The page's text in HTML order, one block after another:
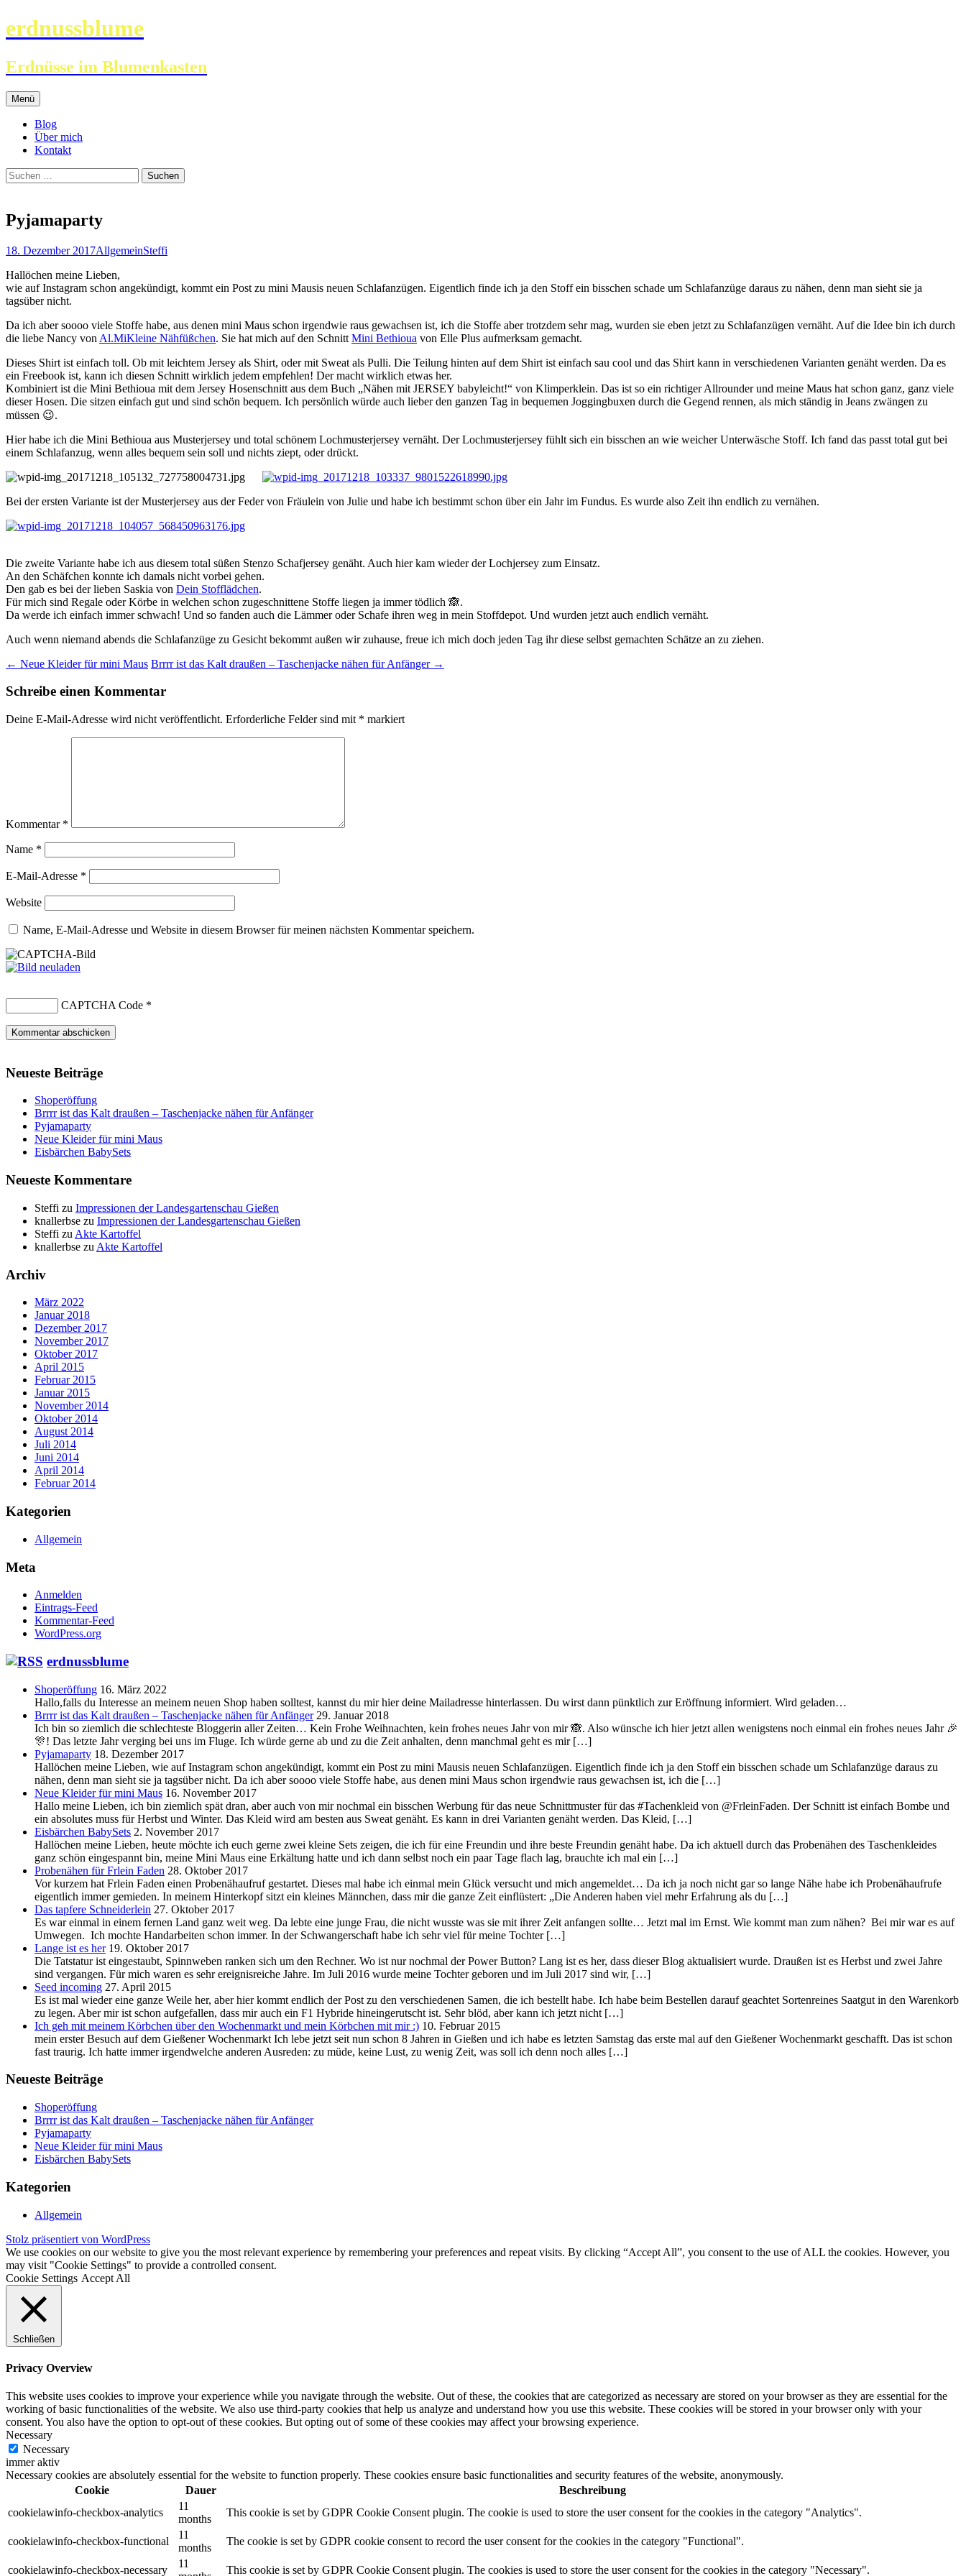
erdnussblume
Erdnüsse im Blumenkasten
Menü Zum
Inhalt
springen
Blog
Über mich
Kontakt
Suchen
nach:
Pyjamaparty
18. Dezember 2017AllgemeinSteffi
Hallöchen meine Lieben,
wie auf Instagram schon angekündigt, kommt ein Post zu mini Mausis neuen Schlafanzügen. Eigentlich finde ich ja den Stoff ein bisschen schade um Schlafanzüge daraus zu nähen, denn man sieht sie ja
tagsüber nicht.
Da ich aber soooo viele Stoffe habe, aus denen mini Maus schon irgendwie raus gewachsen ist, ich die Stoffe aber trotzdem sehr mag, wurden sie eben jetzt zu Schlafanzügen vernäht. Auf die Idee bin ich durch
die liebe Nancy von Al.MiKleine Nähfüßchen. Sie hat mich auf den Schnitt Mini Bethioua von Elle Plus aufmerksam gemacht.
Dieses Shirt ist einfach toll. Ob mit leichtem Jersey als Shirt, oder mit Sweat als Pulli. Die Teilung hinten auf dem Shirt ist einfach sau cool und das Shirt kann in verschiedenen Varianten genäht werden. Da es
ein Freebook ist, kann ich diesen Schnitt wirklich jedem empfehlen! Der macht wirklich etwas her.
Kombiniert ist die Mini Bethioua mit dem Jersey Hosenschnitt aus dem Buch „Nähen mit JERSEY babyleicht!“ von Klimperklein. Das ist so ein richtiger Allrounder und meine Maus hat schon ganz, ganz viele
dieser Hosen. Die sitzen einfach gut und sind schön bequem. Ich persönlich würde auch lieber den ganzen Tag in bequemen Joggingbuxen durch die Gegend rennen, als mich ständig in Jeans zwängen zu
müssen 😉.
Hier habe ich die Mini Bethioua aus Musterjersey und total schönem Lochmusterjersey vernäht. Der Lochmusterjersey fühlt sich ein bisschen an wie weicher Unterwäsche Stoff. Ich fand das passt total gut bei
einem Schlafanzug, wenn alles bequem sein soll und nichts ziept, oder drückt.
Bei der ersten Variante ist der Musterjersey aus der Feder von Fräulein von Julie und habe ich bestimmt schon über ein Jahr im Fundus. Es wurde also Zeit ihn endlich zu vernähen.
Die zweite Variante habe ich aus diesem total süßen Stenzo Schafjersey genäht. Auch hier kam wieder der Lochjersey zum Einsatz.
An den Schäfchen konnte ich damals nicht vorbei gehen.
Den gab es bei der lieben Saskia von Dein Stofflädchen.
Für mich sind Regale oder Körbe in welchen schon zugeschnittene Stoffe liegen ja immer tödlich 🙈.
Da werde ich einfach immer schwach! Und so fanden auch die Lämmer oder Schafe ihren weg in mein Stoffdepot. Und wurden jetzt auch endlich vernäht.
Auch wenn niemand abends die Schlafanzüge zu Gesicht bekommt außen wir zuhause, freue ich mich doch jeden Tag ihr diese selbst gemachten Schätze an zu ziehen.
Beitrags-
Navigation
← Neue Kleider für mini Maus Brrrr ist das Kalt draußen – Taschenjacke nähen für Anfänger →
Schreibe einen Kommentar
Deine E-Mail-Adresse wird nicht veröffentlicht. Erforderliche Felder sind mit * markiert
Kommentar *
Name *
E-Mail-Adresse *
Website
Name, E-Mail-Adresse und Website in diesem Browser für meinen nächsten Kommentar speichern.
CAPTCHA Code *
Neueste Beiträge
Shoperöffung
Brrrr ist das Kalt draußen – Taschenjacke nähen für Anfänger
Pyjamaparty
Neue Kleider für mini Maus
Eisbärchen BabySets
Neueste Kommentare
Steffi zu Impressionen der Landesgartenschau Gießen
knallerbse zu Impressionen der Landesgartenschau Gießen
Steffi zu Akte Kartoffel
knallerbse zu Akte Kartoffel
Archiv
März 2022
Januar 2018
Dezember 2017
November 2017
Oktober 2017
April 2015
Februar 2015
Januar 2015
November 2014
Oktober 2014
August 2014
Juli 2014
Juni 2014
April 2014
Februar 2014
Kategorien
Allgemein
Meta
Anmelden
Eintrags-Feed
Kommentar-Feed
WordPress.org
erdnussblume
Shoperöffung 16. März 2022
Hallo,falls du Interesse an meinem neuen Shop haben solltest, kannst du mir hier deine Mailadresse hinterlassen. Du wirst dann pünktlich zur Eröffnung informiert. Wird geladen…
Brrrr ist das Kalt draußen – Taschenjacke nähen für Anfänger 29. Januar 2018
Ich bin so ziemlich die schlechteste Bloggerin aller Zeiten… Kein Frohe Weihnachten, kein frohes neues Jahr von mir 🙈. Also wünsche ich hier jetzt allen wenigstens noch einmal ein frohes neues Jahr 🎉
🎊! Das letzte Jahr verging bei uns im Fluge. Ich würde gerne ab und zu die Zeit anhalten, denn manchmal geht es mir […]
Pyjamaparty 18. Dezember 2017
Hallöchen meine Lieben, wie auf Instagram schon angekündigt, kommt ein Post zu mini Mausis neuen Schlafanzügen. Eigentlich finde ich ja den Stoff ein bisschen schade um Schlafanzüge daraus zu
nähen, denn man sieht sie ja tagsüber nicht. Da ich aber soooo viele Stoffe habe, aus denen mini Maus schon irgendwie raus gewachsen ist, ich die […]
Neue Kleider für mini Maus 16. November 2017
Hallo meine Lieben, ich bin ziemlich spät dran, aber auch von mir nochmal ein bisschen Werbung für das neue Schnittmuster für das #Tachenkleid von @FrleinFaden. Der Schnitt ist einfach Bombe und
ein absolutes muss für Herbst und Winter. Das Kleid wird am besten aus Sweat genäht. Es kann in drei Varianten genäht werden. Das Kleid, […]
Eisbärchen BabySets 2. November 2017
Hallöchen meine Lieben, heute möchte ich euch gerne zwei kleine Sets zeigen, die ich für eine Freundin und ihre beste Freundin genäht habe. Da ich aktuell durch das Probenähen des Taschenkleides
ganz schön eingespannt bin, meine Mini Maus eine Erkältung hatte und ich dann selbst noch ein paar Tage flach lag, brauchte ich mal ein […]
Probenähen für Frlein Faden 28. Oktober 2017
Vor kurzem hat Frlein Faden einen Probenähaufruf gestartet. Dieses mal habe ich einmal mein Glück versucht und mich angemeldet… Da ich ja noch nicht gar so lange Nähe habe ich Probenähaufrufe
eigentlich immer gemieden. In meinem Hinterkopf sitzt ein kleines Männchen, dass mir die ganze Zeit einflüstert: „Die Anderen haben viel mehr Erfahrung als du […]
Das tapfere Schneiderlein 27. Oktober 2017
Es war einmal in einem fernen Land ganz weit weg. Da lebte eine junge Frau, die nicht wusste was sie mit ihrer Zeit anfangen sollte… Jetzt mal im Ernst. Wie kommt man zum nähen? Bei mir war es auf
Umwegen. Ich mochte Handarbeiten schon immer. In der Schwangerschaft habe ich sehr viel für meine Tochter […]
Lange ist es her 19. Oktober 2017
Die Tatstatur ist eingestaubt, Spinnweben ranken sich um den Rechner. Wo ist nur nochmal der Power Button? Lang ist es her, dass dieser Blog aktualisiert wurde. Draußen ist es Herbst und zwei Jahre
sind vergangen. Für mich waren es sehr ereignisreiche Jahre. Im Juli 2016 wurde meine Tochter geboren und im Juli 2017 sind wir, […]
Seed incoming 27. April 2015
Es ist mal wieder eine ganze Weile her, aber hier kommt endlich der Post zu den verschiedenen Samen, die ich bestellt habe. Ich habe beim Bestellen darauf geachtet Sortenreines Saatgut in den Warenkorb
zu legen. Aber mir ist schon aufgefallen, dass mir auch ein F1 Hybride hineingerutscht ist. Sehr blöd, aber kann ich jetzt nicht […]
Ich geh mit meinem Körbchen über den Wochenmarkt und mein Körbchen mit mir :) 10. Februar 2015
mein erster Besuch auf dem Gießener Wochenmarkt Ich lebe jetzt seit nun schon 8 Jahren in Gießen und ich habe es letzten Samstag das erste mal auf den Gießener Wochenmarkt geschafft. Das ist schon
fast traurig. Ich hatte immer irgendwelche anderen Ausreden: zu müde, keine Lust, zu wenig Zeit, was soll ich denn noch alles […]
Neueste Beiträge
Shoperöffung
Brrrr ist das Kalt draußen – Taschenjacke nähen für Anfänger
Pyjamaparty
Neue Kleider für mini Maus
Eisbärchen BabySets
Kategorien
Allgemein
Stolz präsentiert von WordPress
We use cookies on our website to give you the most relevant experience by remembering your preferences and repeat visits. By clicking “Accept All”, you consent to the use of ALL the cookies. However, you
may visit "Cookie Settings" to provide a controlled consent.
Cookie Settings Accept All
Schließen
Privacy Overview
This website uses cookies to improve your experience while you navigate through the website. Out of these, the cookies that are categorized as necessary are stored on your browser as they are essential for the
working of basic functionalities of the website. We also use third-party cookies that help us analyze and understand how you use this website. These cookies will be stored in your browser only with your
consent. You also have the option to opt-out of these cookies. But opting out of some of these cookies may affect your browsing experience.
Necessary
Necessary
immer aktiv
Necessary cookies are absolutely essential for the website to function properly. These cookies ensure basic functionalities and security features of the website, anonymously.
Cookie
Dauer
Beschreibung
cookielawinfo-checkbox-analytics
11
months
This cookie is set by GDPR Cookie Consent plugin. The cookie is used to store the user consent for the cookies in the category "Analytics".
cookielawinfo-checkbox-functional
11
months
The cookie is set by GDPR cookie consent to record the user consent for the cookies in the category "Functional".
cookielawinfo-checkbox-necessary
11
This cookie is set by GDPR Cookie Consent plugin. The cookies is used to store the user consent for the cookies in the category "Necessary".